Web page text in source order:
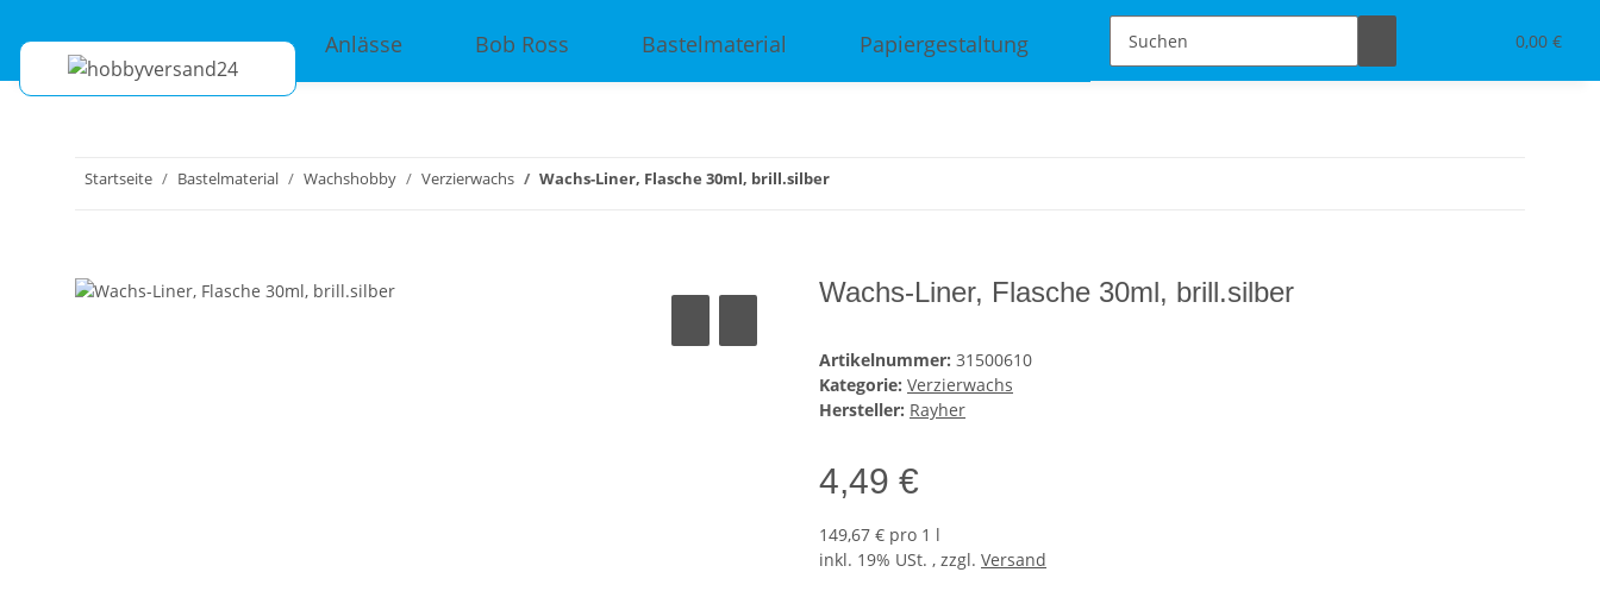
0,00 €
Anlässe Bob Ross Bastelmaterial Papiergestaltung Schmuckdesign Tischdeko & Accessoires
Startseite Bastelmaterial Wachshobby Verzierwachs Wachs-Liner, Flasche 30ml, brill.silber
Wachs-Liner, Flasche 30ml, brill.silber
Artikelnummer: 31500610
Kategorie: Verzierwachs
Hersteller: Rayher
4,49 €
149,67 € pro 1 l
inkl. 19% USt. , zzgl. Versand